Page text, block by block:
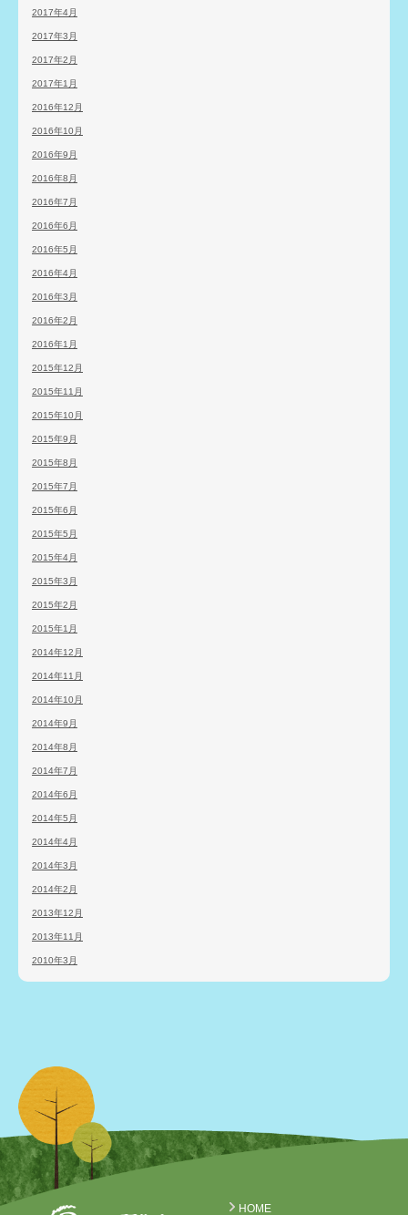
2017年4月
2017年3月
2017年2月
2017年1月
2016年12月
2016年10月
2016年9月
2016年8月
2016年7月
2016年6月
2016年5月
2016年4月
2016年3月
2016年2月
2016年1月
2015年12月
2015年11月
2015年10月
2015年9月
2015年8月
2015年7月
2015年6月
2015年5月
2015年4月
2015年3月
2015年2月
2015年1月
2014年12月
2014年11月
2014年10月
2014年9月
2014年8月
2014年7月
2014年6月
2014年5月
2014年4月
2014年3月
2014年2月
2013年12月
2013年11月
2010年3月
HOME